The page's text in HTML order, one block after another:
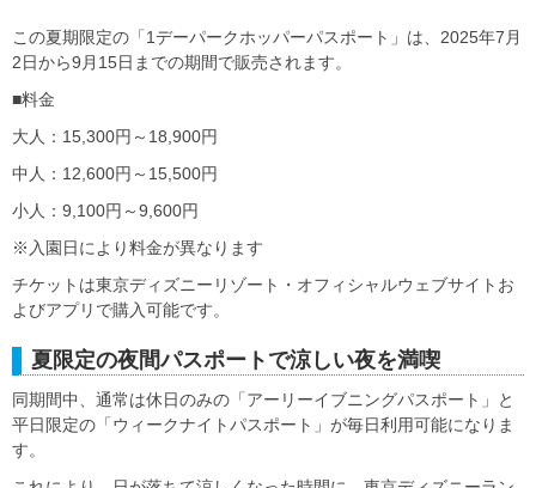
この夏期限定の「1デーパークホッパーパスポート」は、2025年7月
2日から9月15日までの期間で販売されます。
■料金
大人：15,300円～18,900円
中人：12,600円～15,500円
小人：9,100円～9,600円
※入園日により料金が異なります
チケットは東京ディズニーリゾート・オフィシャルウェブサイトお
よびアプリで購入可能です。
夏限定の夜間パスポートで涼しい夜を満喫
同期間中、通常は休日のみの「アーリーイブニングパスポート」と
平日限定の「ウィークナイトパスポート」が毎日利用可能になりま
す。